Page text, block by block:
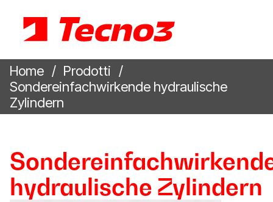
Home
Prodotti
Sondereinfachwirkende hydraulische
Zylindern
hydraulische Zylindern